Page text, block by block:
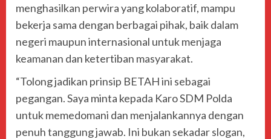
menghasilkan perwira yang kolaboratif, mampu
bekerja sama dengan berbagai pihak, baik dalam
negeri maupun internasional untuk menjaga
keamanan dan ketertiban masyarakat.
“Tolong jadikan prinsip BETAH ini sebagai
pegangan. Saya minta kepada Karo SDM Polda
untuk memedomani dan menjalankannya dengan
penuh tanggung jawab. Ini bukan sekadar slogan,